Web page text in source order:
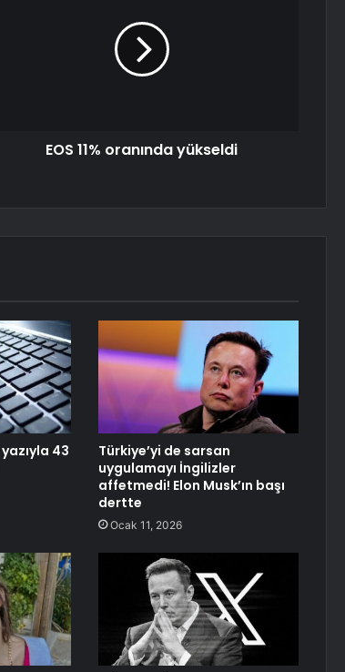
EOS 11% oranında yükseldi
43
Türkiye’yi de sarsan
uygulamayı İngilizler
affetmedi! Elon Musk’ın başı
dertte
Ocak 11, 2026